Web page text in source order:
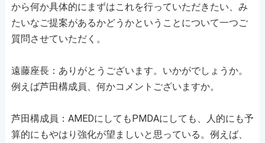
から何か具体的にまずはこれを行っていただきたい、み
たいなご提案があるかどうかということについて一つご
質問させていただく。
遠藤座長：ありがとうございます。いかがでしょうか。
例えば芦田構成員、何かコメントございますか。
芦田構成員：AMEDにしてもPMDAにしても、人的にも予
算的にもやはり強化が望ましいと思っている。例えば、